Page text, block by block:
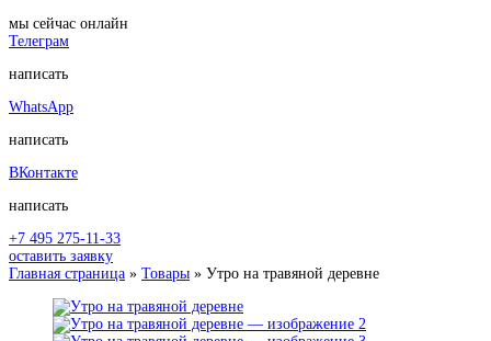
мы сейчас онлайн
Телеграм
написать
WhatsApp
написать
ВКонтакте
написать
+7 495 275-11-33
оставить заявку
Главная страница » Товары » Утро на травяной деревне